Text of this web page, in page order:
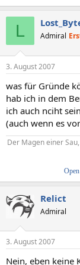
L Admiral
3. August 2007
was für Gründe
hab ich in dem
ich auch nciht
(auch wenn es
Der Magen einer
Relict
Admiral
3. August 2007
Nein, eben keine